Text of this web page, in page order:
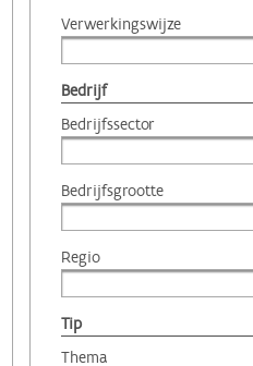
Verwerkingswijze
Bedrijf
Bedrijfssector
Bedrijfsgrootte
Regio
Tip
Thema